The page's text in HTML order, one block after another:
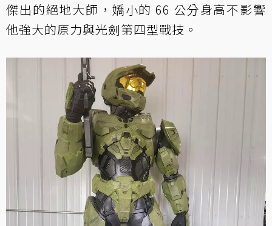
傑出的絕地大師，嬌小的 66 公分身高不影響
他強大的原力與光劍第四型戰技。